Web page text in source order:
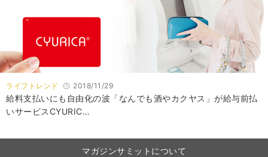
ライフトレンド 2018/11/29
給料支払いにも自由化の波「なんでも酒やカクヤス」が給与前払
いサービスCYURIC…
マガジンサミットについて